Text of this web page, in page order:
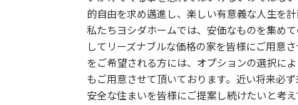
的自由を求め邁進し、楽しい有意義な人生を
私たちヨシダホームでは、安価なものを集め
してリーズナブルな価格の家を皆様にご用意
をご希望される方には、オプションの選択に
もご用意させて頂いております。近い将来必
安全な住まいを皆様にご提案し続けたいと考え